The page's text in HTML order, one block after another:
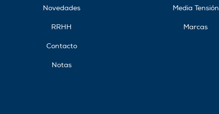
Novedades
RRHH
Contacto
Notas
Media Tensión
Marcas